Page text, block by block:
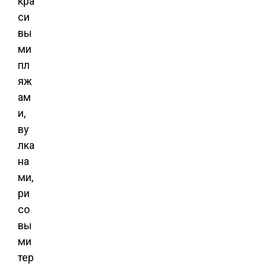
си
вы
ми
пл
яж
ам
и,
ву
лка
на
ми,
ри
со
вы
ми
тер